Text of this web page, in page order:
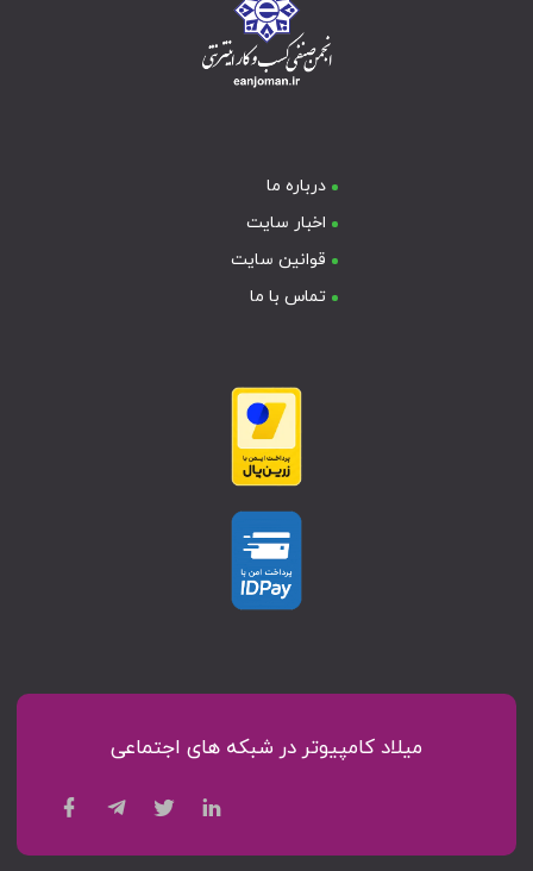
درباره ما
اخبار سایت
قوانین سایت
تماس با ما
میلاد کامپیوتر در شبکه های اجتماعی